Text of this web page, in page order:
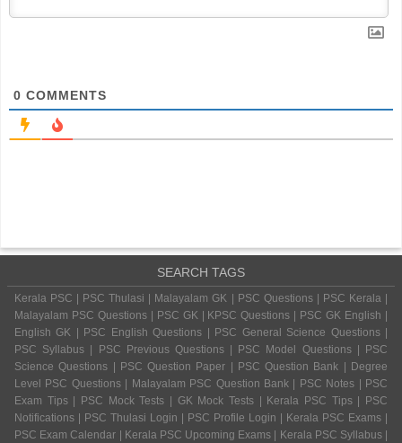
0 COMMENTS
SEARCH TAGS
Kerala PSC | PSC Thulasi | Malayalam GK | PSC Questions | PSC Kerala |
Malayalam PSC Questions | PSC GK | KPSC Questions | PSC GK English |
English GK | PSC English Questions | PSC General Science Questions |
PSC Syllabus | PSC Previous Questions | PSC Model Questions | PSC
Science Questions | PSC Question Paper | PSC Question Bank | Degree
Level PSC Questions | Malayalam PSC Question Bank | PSC Notes | PSC
Exam Tips | PSC Mock Tests | GK Mock Tests | Kerala PSC Tips | PSC
Notifications | PSC Thulasi Login | PSC Profile Login | Kerala PSC Exams |
PSC Exam Calendar | Kerala PSC Upcoming Exams | Kerala PSC Syllabus |